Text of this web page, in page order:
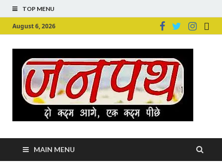
TOP MENU
August 6, 2026
MAIN MENU